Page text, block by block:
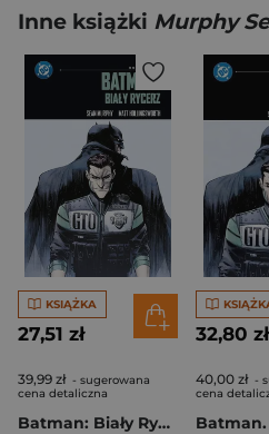
Inne książki Murphy
KSIĄŻKA
27,51 zł
39,99 zł - sugerowana
cena detaliczna
Batman: Biały Rycerz (DC Compact)
32,80 zł
40,00 zł -
cena